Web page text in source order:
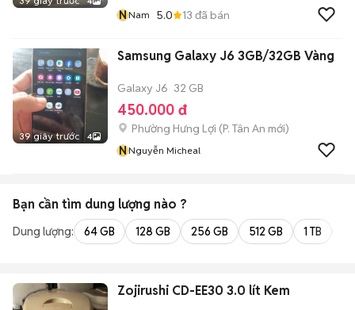
NNam 5.0 13 đã bán
39 giây trước 4
Samsung Galaxy J6 3GB/32GB Vàng
Galaxy J6 32 GB
450.000 đ
Phường Hưng Lợi (P. Tân An mới)
NNguyễn Micheal
Bạn cần tìm dung lượng nào ?
Dung lượng: 64 GB 128 GB 256 GB 512 GB 1 TB
Zojirushi CD-EE30 3.0 lít Kem